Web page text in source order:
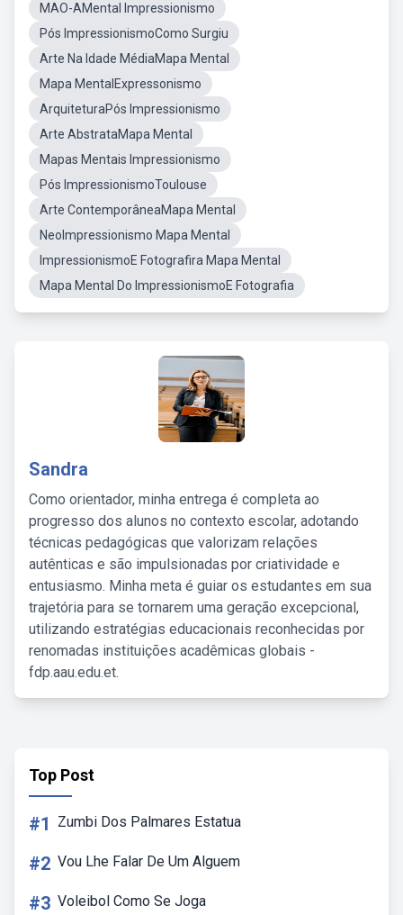
MAO-AMental Impressionismo
Pós ImpressionismoComo Surgiu
Arte Na Idade MédiaMapa Mental
Mapa MentalExpressonismo
ArquiteturaPós Impressionismo
Arte AbstrataMapa Mental
Mapas Mentais Impressionismo
Pós ImpressionismoToulouse
Arte ContemporâneaMapa Mental
NeoImpressionismo Mapa Mental
ImpressionismoE Fotografira Mapa Mental
Mapa Mental Do ImpressionismoE Fotografia
Sandra
Como orientador, minha entrega é completa ao
progresso dos alunos no contexto escolar, adotando
técnicas pedagógicas que valorizam relações
autênticas e são impulsionadas por criatividade e
entusiasmo. Minha meta é guiar os estudantes em sua
trajetória para se tornarem uma geração excepcional,
utilizando estratégias educacionais reconhecidas por
renomadas instituições acadêmicas globais -
fdp.aau.edu.et.
Top Post
#1 Zumbi Dos Palmares Estatua
#2 Vou Lhe Falar De Um Alguem
#3 Voleibol Como Se Joga